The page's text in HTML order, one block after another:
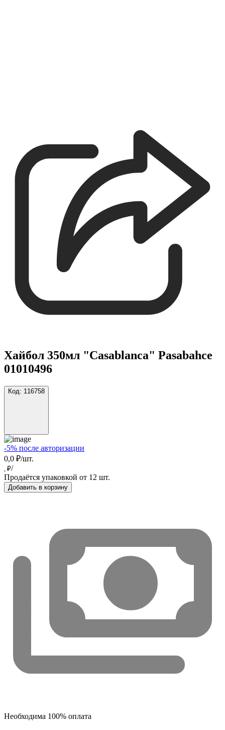
Хайбол 350мл "Casablanca" Pasabahce
01010496
Код: 116758
-5% после авторизации
0,0 ₽/шт.
, ₽/
Продаётся упаковкой от 12 шт.
Добавить в корзину
Необходима 100% оплата